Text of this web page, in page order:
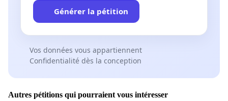
Générer la pétition
Vos données vous appartiennent
Confidentialité dès la conception
Autres pétitions qui pourraient vous intéresser